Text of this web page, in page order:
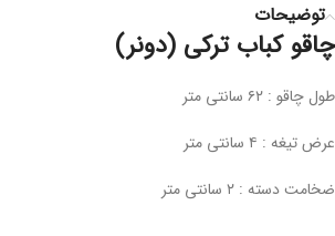
توضیحات
چاقو کباب ترکی (دونر)
طول چاقو : ۶۲ سانتی متر
عرض تیغه : ۴ سانتی متر
ضخامت دسته : ۲ سانتی متر